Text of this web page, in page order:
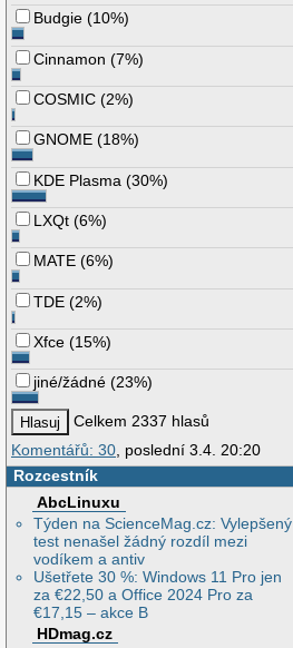
Budgie (10%)
Cinnamon (7%)
COSMIC (2%)
GNOME (18%)
KDE Plasma (30%)
LXQt (6%)
MATE (6%)
TDE (2%)
Xfce (15%)
jiné/žádné (23%)
Celkem 2337 hlasů
Komentářů: 30 , poslední 3.4. 20:20
Rozcestník
AbcLinuxu
Týden na ScienceMag.cz: Vylepšený
test nenašel žádný rozdíl mezi
vodíkem a antiv
Ušetřete 30 %: Windows 11 Pro jen
za €22,50 a Office 2024 Pro za
€17,15 – akce B
HDmag.cz